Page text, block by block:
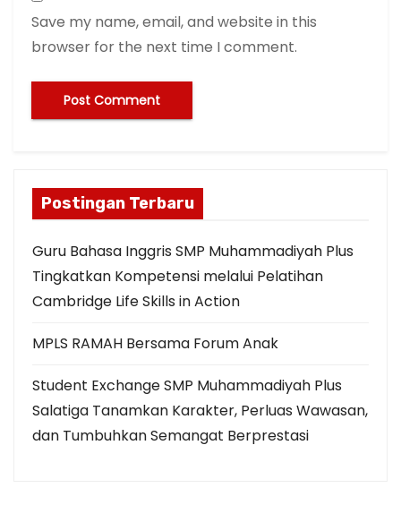
Save my name, email, and website in this
browser for the next time I comment.
Postingan Terbaru
Guru Bahasa Inggris SMP Muhammadiyah Plus
Tingkatkan Kompetensi melalui Pelatihan
Cambridge Life Skills in Action
MPLS RAMAH Bersama Forum Anak
Student Exchange SMP Muhammadiyah Plus
Salatiga Tanamkan Karakter, Perluas Wawasan,
dan Tumbuhkan Semangat Berprestasi